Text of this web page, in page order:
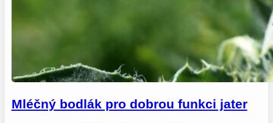
Mléčný bodlák pro dobrou funkci jater